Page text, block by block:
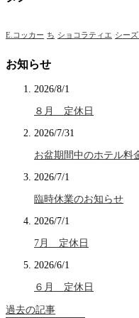
E.コッカー ち ショコラティエ シーズ
お知らせ
2026/8/1
８月 定休日
2026/7/31
お盆期間中のホテル料
2026/7/1
臨時休業のお知らせ
2026/7/1
7月 定休日
2026/6/1
６月 定休日
過去の記事